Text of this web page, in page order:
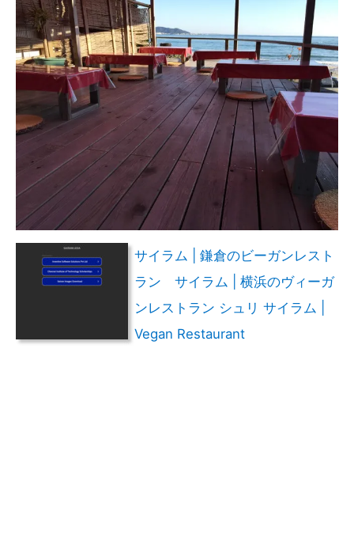
サイラム | 鎌倉のビーガンレスト
ラン サイラム | 横浜のヴィーガ
ンレストラン シュリ サイラム |
Vegan Restaurant